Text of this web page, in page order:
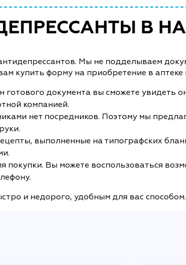
В
Мы не подделываем
купить форму на приобретение в
документа вы сможете увидеть
компанией.
нет посредников. Поэтому мы
выполненные на типографских
Вы можете воспользоваться
и недорого, удобным для вас способом.